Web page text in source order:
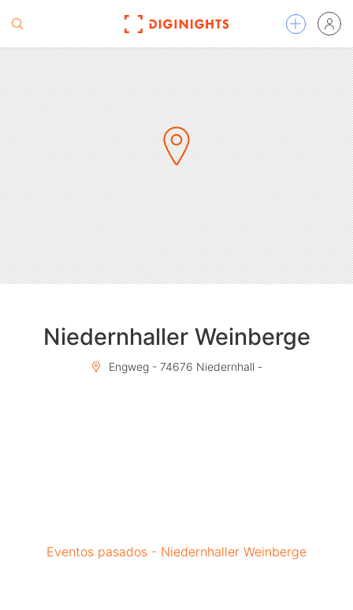
Niedernhaller Weinberge
Engweg - 74676 Niedernhall -
Eventos pasados - Niedernhaller Weinberge